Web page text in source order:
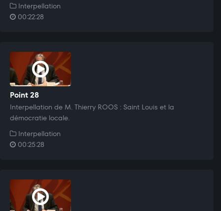
Interpellation
00:22:28
Point 28
Interpellation de M. Thierry ROOS : Saint Louis et la
démocratie locale.
Interpellation
00:25:28